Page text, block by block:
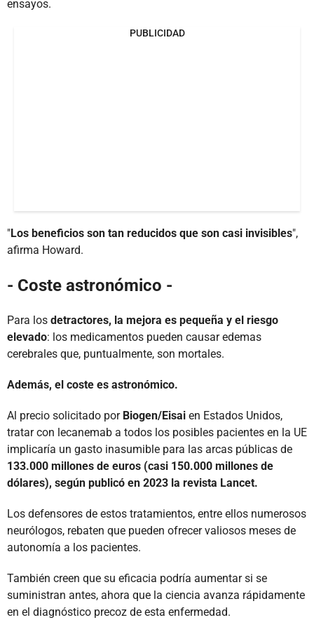
ensayos.
PUBLICIDAD
"Los beneficios son tan reducidos que son casi invisibles",
afirma Howard.
- Coste astronómico -
Para los detractores, la mejora es pequeña y el riesgo
elevado: los medicamentos pueden causar edemas
cerebrales que, puntualmente, son mortales.
Además, el coste es astronómico.
Al precio solicitado por Biogen/Eisai en Estados Unidos,
tratar con lecanemab a todos los posibles pacientes en la UE
implicaría un gasto inasumible para las arcas públicas de
133.000 millones de euros (casi 150.000 millones de
dólares), según publicó en 2023 la revista Lancet.
Los defensores de estos tratamientos, entre ellos numerosos
neurólogos, rebaten que pueden ofrecer valiosos meses de
autonomía a los pacientes.
También creen que su eficacia podría aumentar si se
suministran antes, ahora que la ciencia avanza rápidamente
en el diagnóstico precoz de esta enfermedad.